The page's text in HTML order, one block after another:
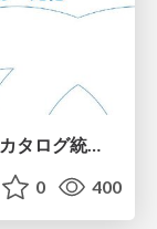
Apache Gravitinoで実現する Icebergカタログ統合とアクセスの一元化
0 400